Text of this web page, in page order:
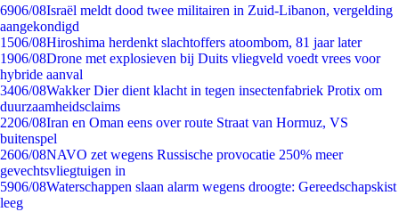
6906/08Israël meldt dood twee militairen in Zuid-Libanon, vergelding
aangekondigd
1506/08Hiroshima herdenkt slachtoffers atoombom, 81 jaar later
1906/08Drone met explosieven bij Duits vliegveld voedt vrees voor
hybride aanval
3406/08Wakker Dier dient klacht in tegen insectenfabriek Protix om
duurzaamheidsclaims
2206/08Iran en Oman eens over route Straat van Hormuz, VS
buitenspel
2606/08NAVO zet wegens Russische provocatie 250% meer
gevechtsvliegtuigen in
5906/08Waterschappen slaan alarm wegens droogte: Gereedschapskist
leeg